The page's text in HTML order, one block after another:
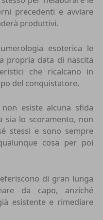
precedenti e avviare
produttivi.
esoterica le
propria data di nascita
che ricalcano in
del conquistatore.
esiste alcuna sfida
sia lo scoramento, non
stessi e sono sempre
cosa per poi
di gran lunga
da capo, anziché
esistente e rimediare